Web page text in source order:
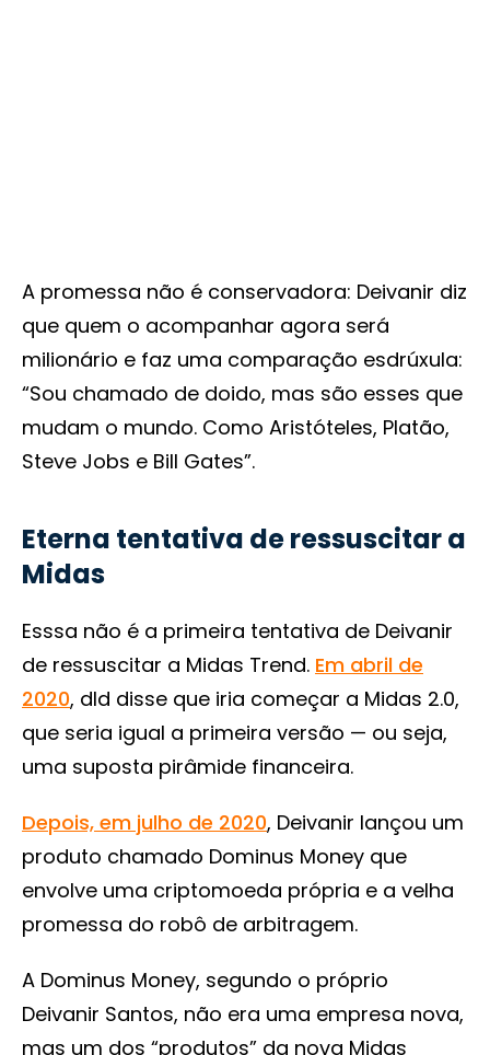
A promessa não é conservadora: Deivanir diz
que quem o acompanhar agora será
milionário e faz uma comparação esdrúxula:
“Sou chamado de doido, mas são esses que
mudam o mundo. Como Aristóteles, Platão,
Steve Jobs e Bill Gates”.
Eterna tentativa de ressuscitar a
Midas
Esssa não é a primeira tentativa de Deivanir
de ressuscitar a Midas Trend. Em abril de
2020, dld disse que iria começar a Midas 2.0,
que seria igual a primeira versão — ou seja,
uma suposta pirâmide financeira.
Depois, em julho de 2020, Deivanir lançou um
produto chamado Dominus Money que
envolve uma criptomoeda própria e a velha
promessa do robô de arbitragem.
A Dominus Money, segundo o próprio
Deivanir Santos, não era uma empresa nova,
mas um dos “produtos” da nova Midas